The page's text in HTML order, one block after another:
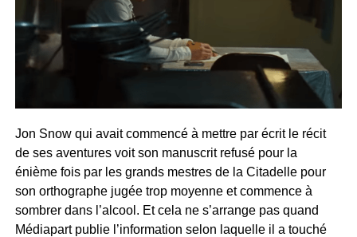
Jon Snow qui avait commencé à mettre par écrit le récit
de ses aventures voit son manuscrit refusé pour la
énième fois par les grands mestres de la Citadelle pour
son orthographe jugée trop moyenne et commence à
sombrer dans l’alcool. Et cela ne s’arrange pas quand
Médiapart publie l’information selon laquelle il a touché